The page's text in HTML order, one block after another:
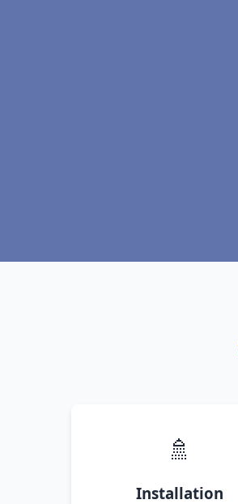
🚿
Installation